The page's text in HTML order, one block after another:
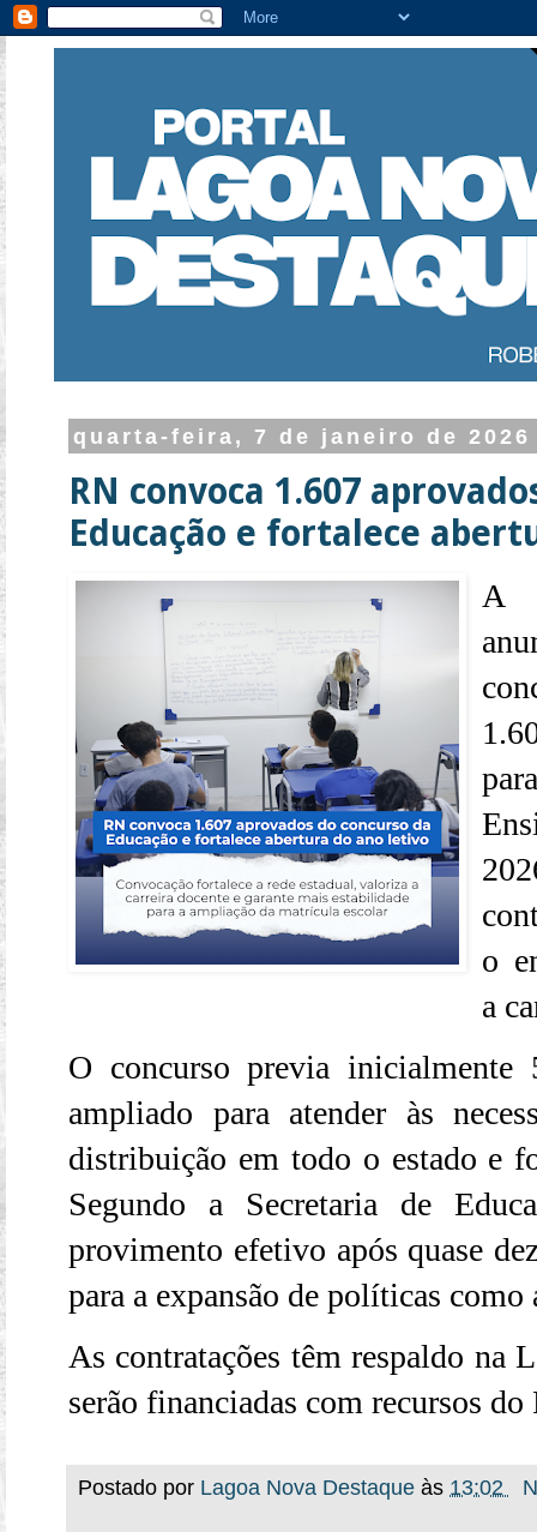
quarta-feira, 7 de janeiro de 2026
RN convoca 1.607
Educação e fortalece
A
o
a
O concurso previa inicialmente
ampliado para atender às
distribuição em todo o estado e
Segundo a Secretaria de
provimento efetivo após quase
para a expansão de políticas como
As contratações têm respaldo na
serão financiadas com recursos do
Postado por Lagoa Nova Destaque às 13:02